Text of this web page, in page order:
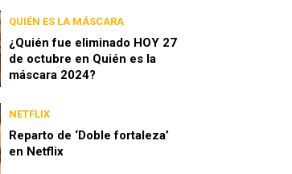
QUIÉN ES LA MÁSCARA
¿Quién fue eliminado HOY 27
de octubre en Quién es la
máscara 2024?
NETFLIX
Reparto de ‘Doble fortaleza’
en Netflix